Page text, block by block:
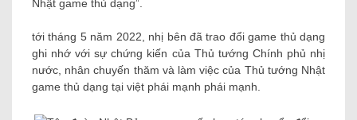
Nhật game thủ dạng”.
tới tháng 5 năm 2022, nhị bên đã trao đổi game thủ dạng
ghi nhớ với sự chứng kiến ​​của Thủ tướng Chính phủ nhị
nước, nhân chuyến thăm và làm việc của Thủ tướng Nhật
game thủ dạng tại việt phái mạnh phái mạnh.